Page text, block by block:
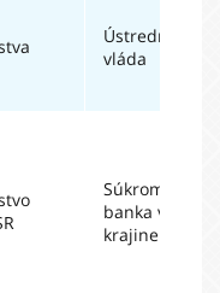
Ústredná
vláda
Súkromná
banka v tretej
krajine